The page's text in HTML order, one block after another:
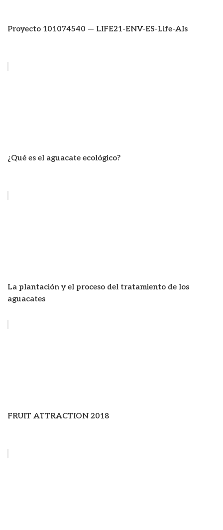
Proyecto 101074540 — LIFE21-ENV-ES-Life-AIs
¿Qué es el aguacate ecológico?
La plantación y el proceso del tratamiento de los
aguacates
FRUIT ATTRACTION 2018